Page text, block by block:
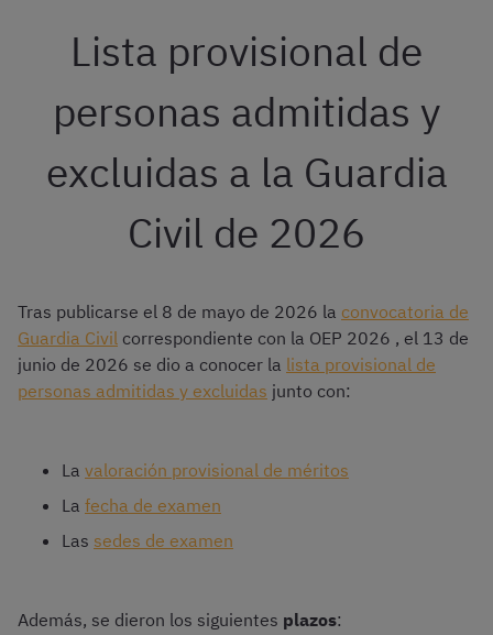
Lista provisional de
personas admitidas y
excluidas a la Guardia
Civil de 2026
Tras publicarse el 8 de mayo de 2026 la convocatoria de
Guardia Civil correspondiente con la OEP 2026 , el 13 de
junio de 2026 se dio a conocer la lista provisional de
personas admitidas y excluidas junto con:
La valoración provisional de méritos
La fecha de examen
Las sedes de examen
Además, se dieron los siguientes plazos: